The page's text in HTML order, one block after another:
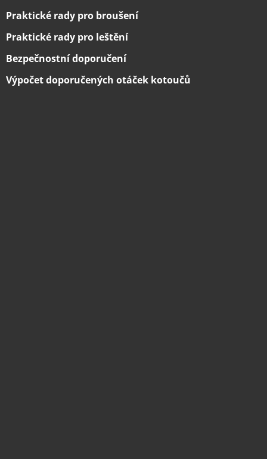
Praktické rady pro broušení
Praktické rady pro leštění
Bezpečnostní doporučení
Výpočet doporučených otáček kotoučů